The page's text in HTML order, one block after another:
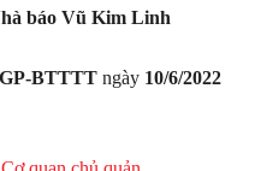
báo Vũ Kim Linh
BTTTT ngày 10/6/2022